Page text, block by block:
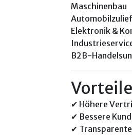
Maschinenbau
Elektronik &
B2B-
✔ Höhere
✔ Bessere
✔